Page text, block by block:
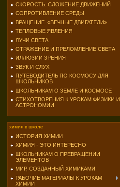
СКОРОСТЬ. СЛОЖЕНИЕ ДВИЖЕНИЙ
СОПРОТИВЛЕНИЕ СРЕДЫ
ВРАЩЕНИЕ. «ВЕЧНЫЕ ДВИГАТЕЛИ»
ТЕПЛОВЫЕ ЯВЛЕНИЯ
ЛУЧИ СВЕТА
ОТРАЖЕНИЕ И ПРЕЛОМЛЕНИЕ СВЕТА
ИЛЛЮЗИИ ЗРЕНИЯ
ЗВУК И СЛУХ
ПУТЕВОДИТЕЛЬ ПО КОСМОСУ ДЛЯ
ШКОЛЬНИКОВ
ШКОЛЬНИКАМ О ЗЕМЛЕ И КОСМОСЕ
СТИХОТВОРЕНИЯ К УРОКАМ ФИЗИКИ И
АСТРОНОМИИ
химия в школе
ИСТОРИЯ ХИМИИ
ХИМИЯ - ЭТО ИНТЕРЕСНО
ШКОЛЬНИКАМ О ПРЕВРАЩЕНИИ
ЭЛЕМЕНТОВ
МИР, СОЗДАННЫЙ ХИМИКАМИ
РАБОЧИЕ МАТЕРИАЛЫ К УРОКАМ
ХИМИИ